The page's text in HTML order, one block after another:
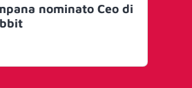
nominato Ceo di